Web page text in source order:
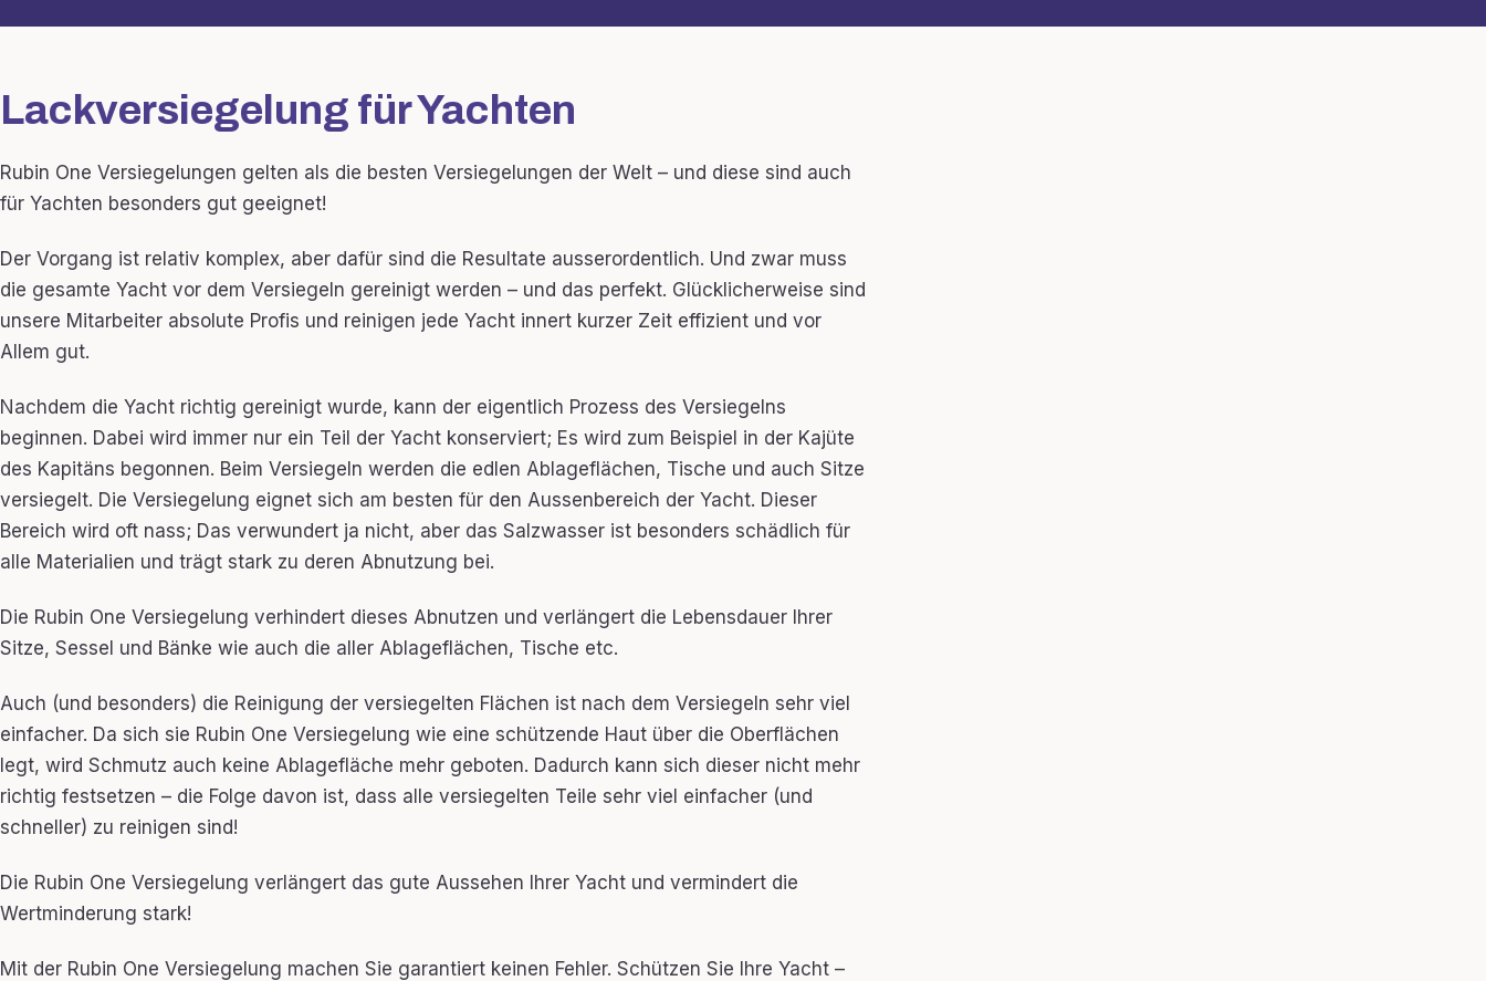
Lackversiegelung für Yachten
Rubin One Versiegelungen gelten als die besten Versiegelungen der Welt – und diese sind auch
für Yachten besonders gut geeignet!
Der Vorgang ist relativ komplex, aber dafür sind die Resultate ausserordentlich. Und zwar muss
die gesamte Yacht vor dem Versiegeln gereinigt werden – und das perfekt. Glücklicherweise sind
unsere Mitarbeiter absolute Profis und reinigen jede Yacht innert kurzer Zeit effizient und vor
Allem gut.
Nachdem die Yacht richtig gereinigt wurde, kann der eigentlich Prozess des Versiegelns
beginnen. Dabei wird immer nur ein Teil der Yacht konserviert; Es wird zum Beispiel in der Kajüte
des Kapitäns begonnen. Beim Versiegeln werden die edlen Ablageflächen, Tische und auch Sitze
versiegelt. Die Versiegelung eignet sich am besten für den Aussenbereich der Yacht. Dieser
Bereich wird oft nass; Das verwundert ja nicht, aber das Salzwasser ist besonders schädlich für
alle Materialien und trägt stark zu deren Abnutzung bei.
Die Rubin One Versiegelung verhindert dieses Abnutzen und verlängert die Lebensdauer Ihrer
Sitze, Sessel und Bänke wie auch die aller Ablageflächen, Tische etc.
Auch (und besonders) die Reinigung der versiegelten Flächen ist nach dem Versiegeln sehr viel
einfacher. Da sich sie Rubin One Versiegelung wie eine schützende Haut über die Oberflächen
legt, wird Schmutz auch keine Ablagefläche mehr geboten. Dadurch kann sich dieser nicht mehr
richtig festsetzen – die Folge davon ist, dass alle versiegelten Teile sehr viel einfacher (und
schneller) zu reinigen sind!
Die Rubin One Versiegelung verlängert das gute Aussehen Ihrer Yacht und vermindert die
Wertminderung stark!
Mit der Rubin One Versiegelung machen Sie garantiert keinen Fehler. Schützen Sie Ihre Yacht –